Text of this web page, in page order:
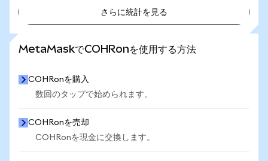
さらに統計を見る
MetaMaskでCOHRonを使用する方法
COHRonを購入
数回のタップで始められます。
COHRonを売却
COHRonを現金に交換します。